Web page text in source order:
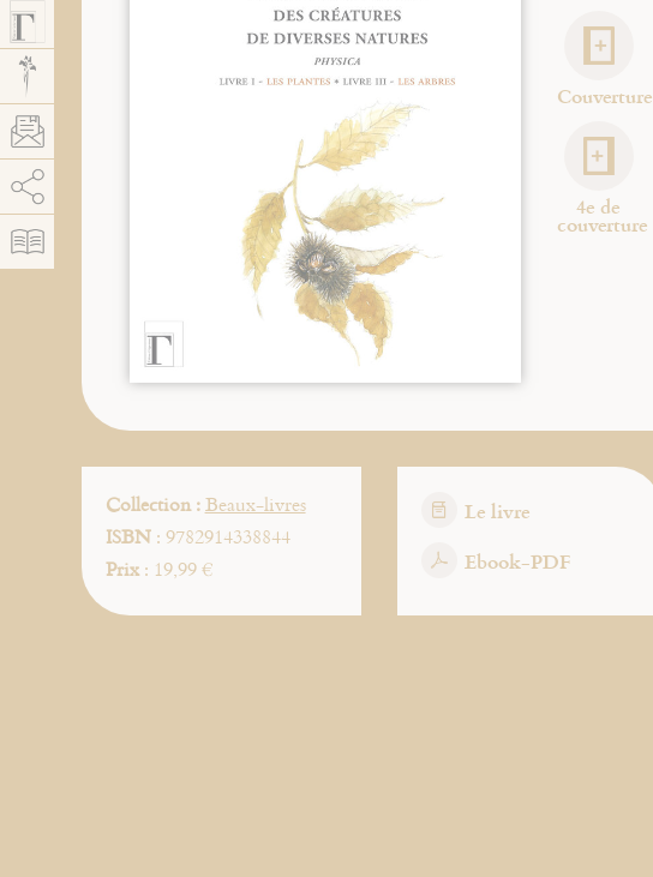
Couverture
4e de
couverture
Collection :Beaux-livres
ISBN: 9782914338844
Prix: 19,99 €
Le livre
Ebook-PDF